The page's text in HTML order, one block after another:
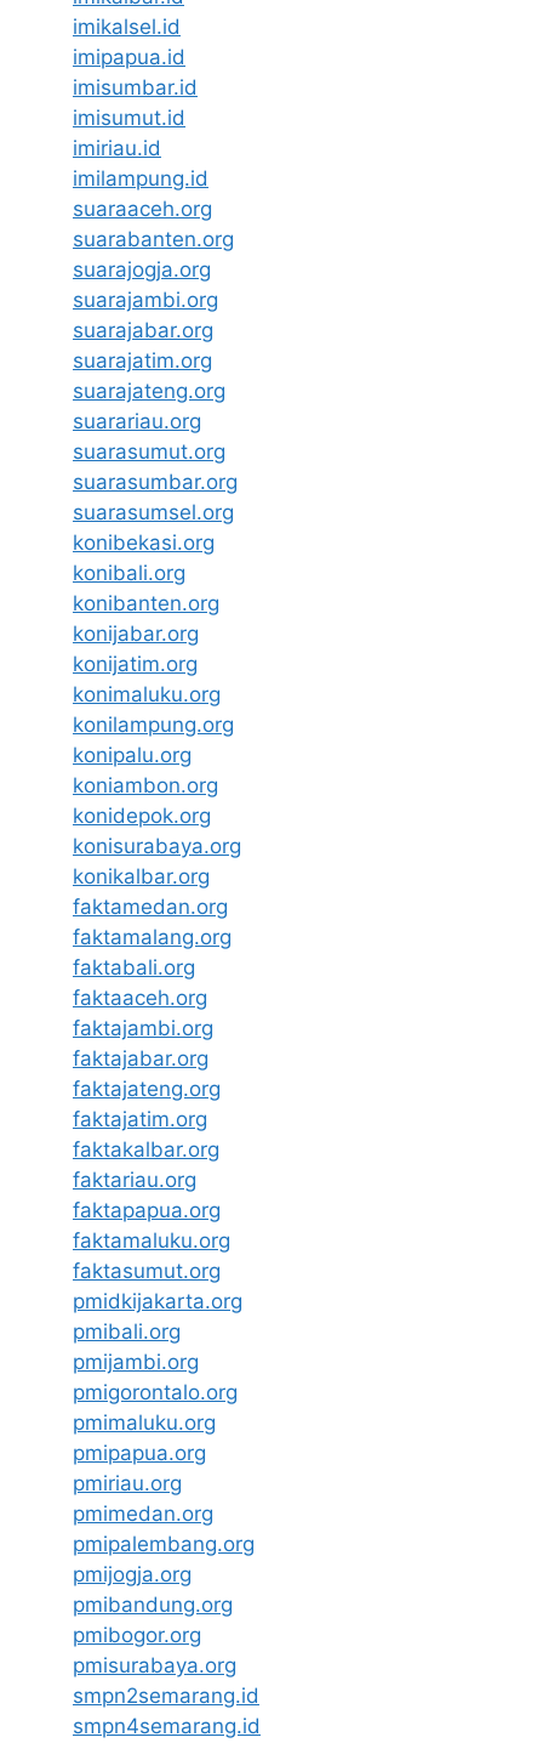
imikalsel.id
imipapua.id
imisumbar.id
imisumut.id
imiriau.id
imilampung.id
suaraaceh.org
suarabanten.org
suarajogja.org
suarajambi.org
suarajabar.org
suarajatim.org
suarajateng.org
suarariau.org
suarasumut.org
suarasumbar.org
suarasumsel.org
konibekasi.org
konibali.org
konibanten.org
konijabar.org
konijatim.org
konimaluku.org
konilampung.org
konipalu.org
koniambon.org
konidepok.org
konisurabaya.org
konikalbar.org
faktamedan.org
faktamalang.org
faktabali.org
faktaaceh.org
faktajambi.org
faktajabar.org
faktajateng.org
faktajatim.org
faktakalbar.org
faktariau.org
faktapapua.org
faktamaluku.org
faktasumut.org
pmidkijakarta.org
pmibali.org
pmijambi.org
pmigorontalo.org
pmimaluku.org
pmipapua.org
pmiriau.org
pmimedan.org
pmipalembang.org
pmijogja.org
pmibandung.org
pmibogor.org
pmisurabaya.org
smpn2semarang.id
smpn4semarang.id